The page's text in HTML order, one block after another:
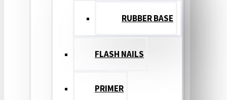
RUBBER BASE
FLASH NAILS
PRIMER